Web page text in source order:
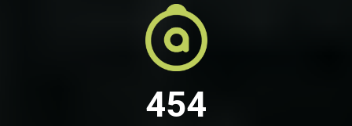
454